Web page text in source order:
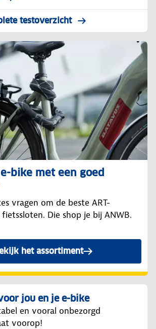
testoverzicht
bike met een goed
vragen om de beste ART-
Die shop je bij ANWB.
het assortiment
jou en je e-bike
en vooral onbezorgd
voorop!